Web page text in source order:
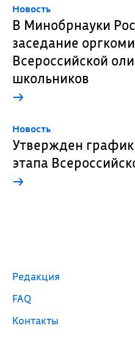
Новость
В Минобрнауки
заседание
Всероссийской
школьников
→
Новость
Утвержден
этапа
→
Редакция
FAQ
Контакты